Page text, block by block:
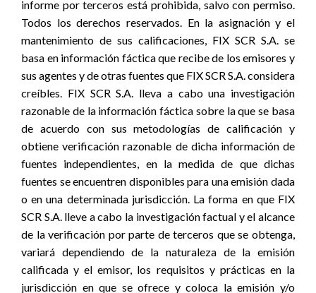
informe por terceros está prohibida, salvo con permiso.
Todos los derechos reservados. En la asignación y el
mantenimiento de sus calificaciones, FIX SCR S.A. se
basa en información fáctica que recibe de los emisores y
sus agentes y de otras fuentes que FIX SCR S.A. considera
creíbles. FIX SCR S.A. lleva a cabo una investigación
razonable de la información fáctica sobre la que se basa
de acuerdo con sus metodologías de calificación y
obtiene verificación razonable de dicha información de
fuentes independientes, en la medida de que dichas
fuentes se encuentren disponibles para una emisión dada
o en una determinada jurisdicción. La forma en que FIX
SCR S.A. lleve a cabo la investigación factual y el alcance
de la verificación por parte de terceros que se obtenga,
variará dependiendo de la naturaleza de la emisión
calificada y el emisor, los requisitos y prácticas en la
jurisdicción en que se ofrece y coloca la emisión y/o